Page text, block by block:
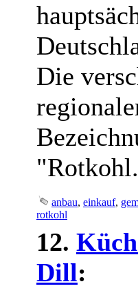
Die
anbau, einkauf,
rotkohl
12.
Dill: